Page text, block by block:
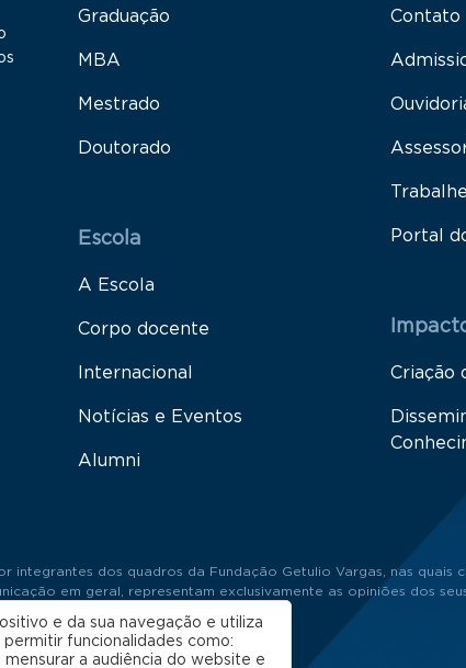
Graduação
MBA
Mestrado
Doutorado
Escola
A Escola
Corpo docente
Internacional
Notícias e Eventos
Alumni
Contato
Portal
Criação
integrantes dos quadros da Fundação Getulio Vargas, nas
em geral, representam exclusivamente as opiniões dos
e da sua navegação e utiliza
funcionalidades como:
a audiência do website e